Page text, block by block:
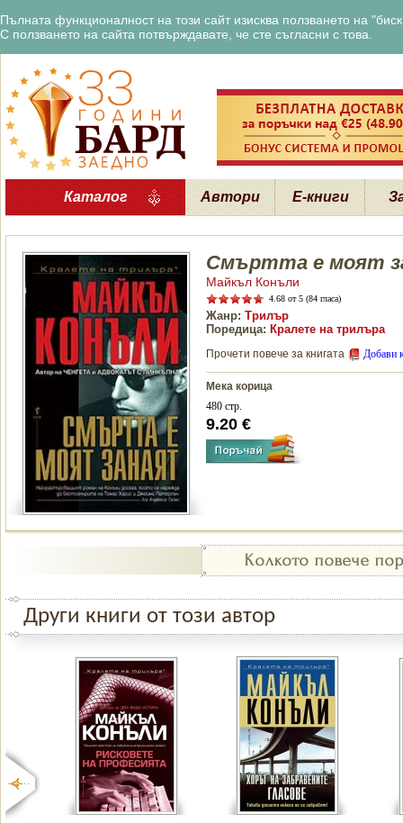
Пълната функционалност на този сайт изисква ползването на
С ползването на сайта потвърждавате, че сте съгласни с това.
Каталог Автори Е-книги
Смъртта е моят
Майкъл Конъли
4.68 от 5 (84 гласа)
Жанр: Трилър
Поредица: Кралете на трилъра
Прочети повече за книгата Добави
Мека корица
480 стр.
9.20 €
Други книги от този автор